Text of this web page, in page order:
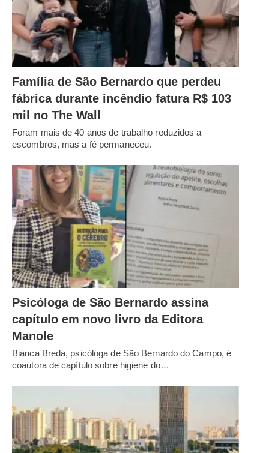
Família de São Bernardo que perdeu
fábrica durante incêndio fatura R$ 103
mil no The Wall
Foram mais de 40 anos de trabalho reduzidos a
escombros, mas a fé permaneceu.
Psicóloga de São Bernardo assina
capítulo em novo livro da Editora
Manole
Bianca Breda, psicóloga de São Bernardo do Campo, é
coautora de capítulo sobre higiene do…